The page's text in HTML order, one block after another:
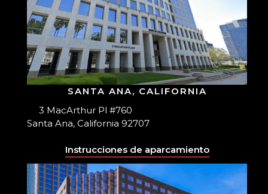
SANTA ANA, CALIFORNIA
3 MacArthur Pl #760
Santa Ana, California 92707
Instrucciones de aparcamiento